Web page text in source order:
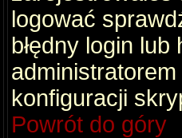
logować
błędny login
konfiguracji
Powrót do góry